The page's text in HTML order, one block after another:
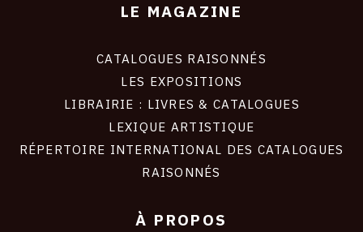
LE MAGAZINE
CATALOGUES RAISONNÉS
LES EXPOSITIONS
LIBRAIRIE : LIVRES & CATALOGUES
LEXIQUE ARTISTIQUE
RÉPERTOIRE INTERNATIONAL DES CATALOGUES
RAISONNÉS
À PROPOS